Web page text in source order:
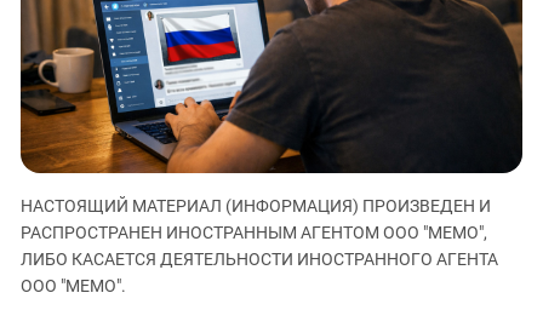
ЗАСТАВЛЯЕТ
КАВКАЗ ЗА ПАЛЕСТИНУ
ИНАКОМЫСЛИЕ В ЧЕЧНЕ
ПРЕСЛЕДОВАНИЕ АКТИВИСТОВ
МОБИЛИЗАЦИЯ И ПРОТЕСТЫ
Дагестан
Ингушетия
Кабардино-Балкария
Калмыкия
Карачаево-Черкесия
Краснодарский край
Российская Федерация
НАСТОЯЩИЙ МАТЕРИАЛ (ИНФОРМАЦИЯ) ПРОИЗВЕДЕН И
РАСПРОСТРАНЕН ИНОСТРАННЫМ АГЕНТОМ ООО "МЕМО",
ЛИБО КАСАЕТСЯ ДЕЯТЕЛЬНОСТИ ИНОСТРАННОГО АГЕНТА
ООО "МЕМО".